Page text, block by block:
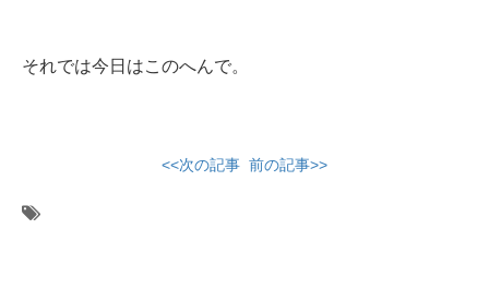
それでは今日はこのへんで。
<<次の記事 前の記事>>